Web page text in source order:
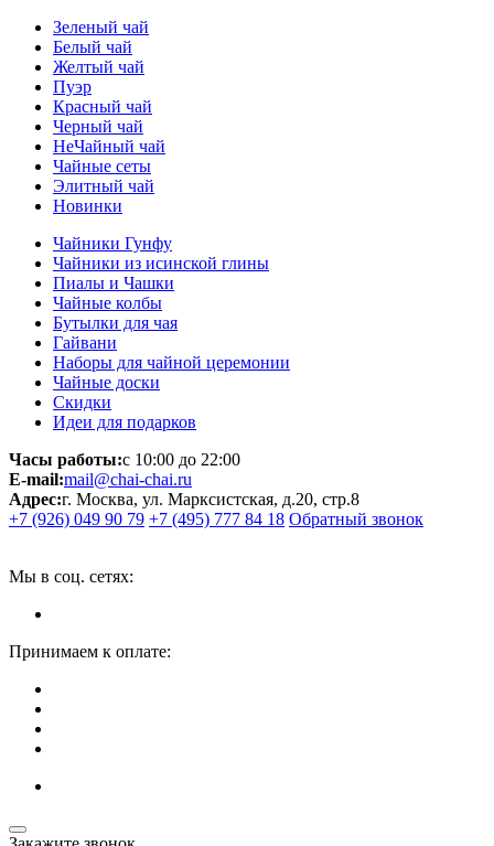
Зеленый чай
Белый чай
Желтый чай
Пуэр
Красный чай
Черный чай
НеЧайный чай
Чайные сеты
Элитный чай
Новинки
Чайники Гунфу
Чайники из исинской глины
Пиалы и Чашки
Чайные колбы
Бутылки для чая
Гайвани
Наборы для чайной церемонии
Чайные доски
Скидки
Идеи для подарков
Часы работы:с 10:00 до 22:00
E-mail:mail@chai-chai.ru
Адрес:г. Москва, ул. Марксистская, д.20, стр.8
+7 (926) 049 90 79 +7 (495) 777 84 18 Обратный звонок
Мы в соц. сетях:
Принимаем к оплате: